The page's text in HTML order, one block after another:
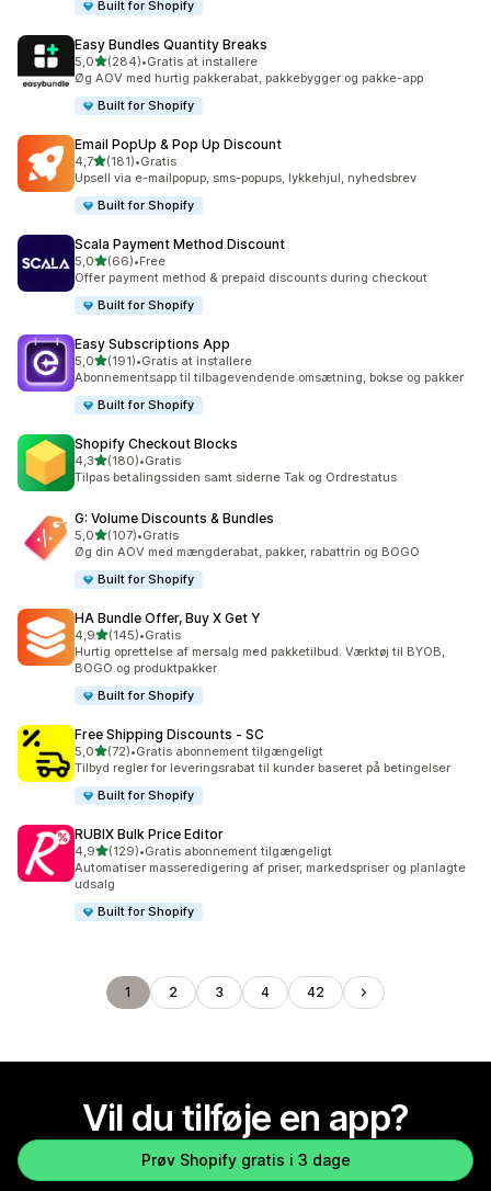
Built for Shopify
Easy Bundles Quantity Breaks
5,0ud af 5 stjerner
(284)
284 anmeldelser i alt
•Gratis at installere
Øg AOV med hurtig pakkerabat, pakkebygger og pakke-app
Built for Shopify
Email PopUp & Pop Up Discount
4,7ud af 5 stjerner
(181)
181 anmeldelser i alt
•Gratis
Upsell via e-mailpopup, sms-popups, lykkehjul, nyhedsbrev
Built for Shopify
Scala Payment Method Discount
5,0ud af 5 stjerner
(66)
66 anmeldelser i alt
•Free
Offer payment method & prepaid discounts during checkout
Built for Shopify
Easy Subscriptions App
5,0ud af 5 stjerner
(191)
191 anmeldelser i alt
•Gratis at installere
Abonnementsapp til tilbagevendende omsætning, bokse og pakker
Built for Shopify
Shopify Checkout Blocks
4,3ud af 5 stjerner
(180)
180 anmeldelser i alt
•Gratis
Tilpas betalingssiden samt siderne Tak og Ordrestatus
G: Volume Discounts & Bundles
5,0ud af 5 stjerner
(107)
107 anmeldelser i alt
•Gratis
Øg din AOV med mængderabat, pakker, rabattrin og BOGO
Built for Shopify
HA Bundle Offer, Buy X Get Y
4,9ud af 5 stjerner
(145)
145 anmeldelser i alt
•Gratis
Hurtig oprettelse af mersalg med pakketilbud. Værktøj til BYOB,
BOGO og produktpakker
Built for Shopify
Free Shipping Discounts ‑ SC
5,0ud af 5 stjerner
(72)
72 anmeldelser i alt
•Gratis abonnement tilgængeligt
Tilbyd regler for leveringsrabat til kunder baseret på betingelser
Built for Shopify
RUBIX Bulk Price Editor
4,9ud af 5 stjerner
(129)
129 anmeldelser i alt
•Gratis abonnement tilgængeligt
Automatiser masseredigering af priser, markedspriser og planlagte
udsalg
Built for Shopify
1 2 3 4 42
Vil du tilføje en app?
Prøv Shopify gratis i 3 dage